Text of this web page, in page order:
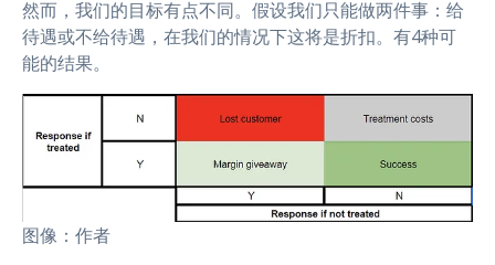
然而，我们的目标有点不同。假设我们只能做两件事：给
待遇或不给待遇，在我们的情况下这将是折扣。有4种可
能的结果。
图像：作者